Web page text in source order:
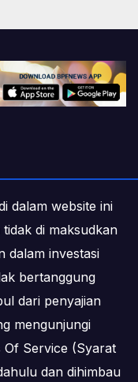
dalam website ini
di maksudkan
dalam investasi
bertanggung
dari penyajian
mengunjungi
Of Service (Syarat
dan dihimbau